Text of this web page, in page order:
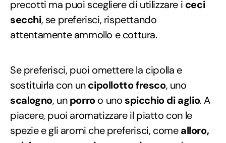
precotti ma puoi scegliere di utilizzare i ceci
secchi, se preferisci, rispettando
attentamente ammollo e cottura.
Se preferisci, puoi omettere la cipolla e
sostituirla con uncipollotto fresco, uno
scalogno, unporroo uno spicchio di aglio. A
piacere, puoi aromatizzare il piatto con le
spezie e gli aromi che preferisci, comealloro,